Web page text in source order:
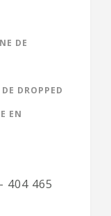
DE
DROPPED
EN
- 404 465